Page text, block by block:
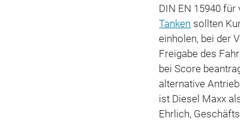
DIN EN 15940
Tanken sollten
einholen, bei der
Freigabe des
bei Score
alternative
ist Diesel Maxx
Ehrlich,